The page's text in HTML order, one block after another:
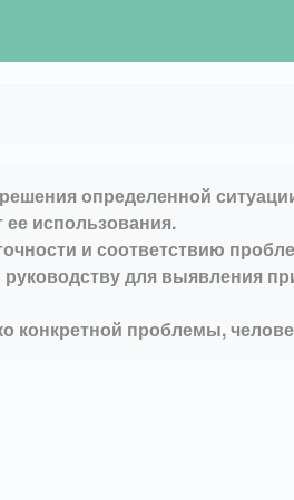
определенной
использования.
и соответствию
для выявления
проблемы,